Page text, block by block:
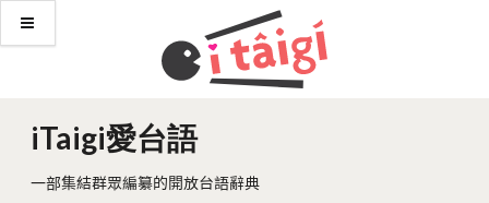
iTaigi愛台語
一部集結群眾編纂的開放台語辭典